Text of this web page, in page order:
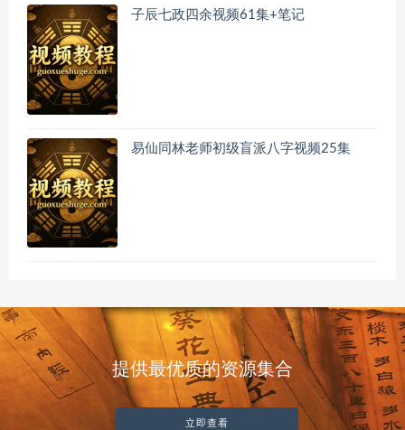
子辰七政四余视频61集+笔记
易仙同林老师初级盲派八字视频25集
提供最优质的资源集合
立即查看